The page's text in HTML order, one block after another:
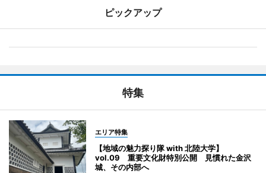
ピックアップ
特集
エリア特集
【地域の魅力探り隊 with 北陸大学】
vol.09 重要文化財特別公開 見慣れた金沢
城、その内部へ